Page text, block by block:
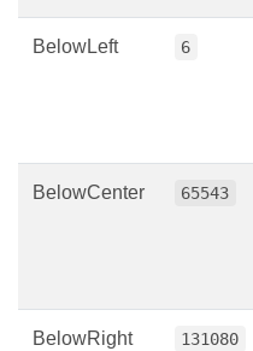
BelowLeft 6
BelowCenter 65543
BelowRight 131080